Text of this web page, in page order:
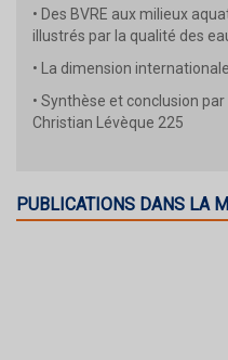
• Des BVRE aux milieux
illustrés par la qualité des
• La dimension
• Synthèse et conclusion
Christian Lévèque 225
PUBLICATIONS DANS LA